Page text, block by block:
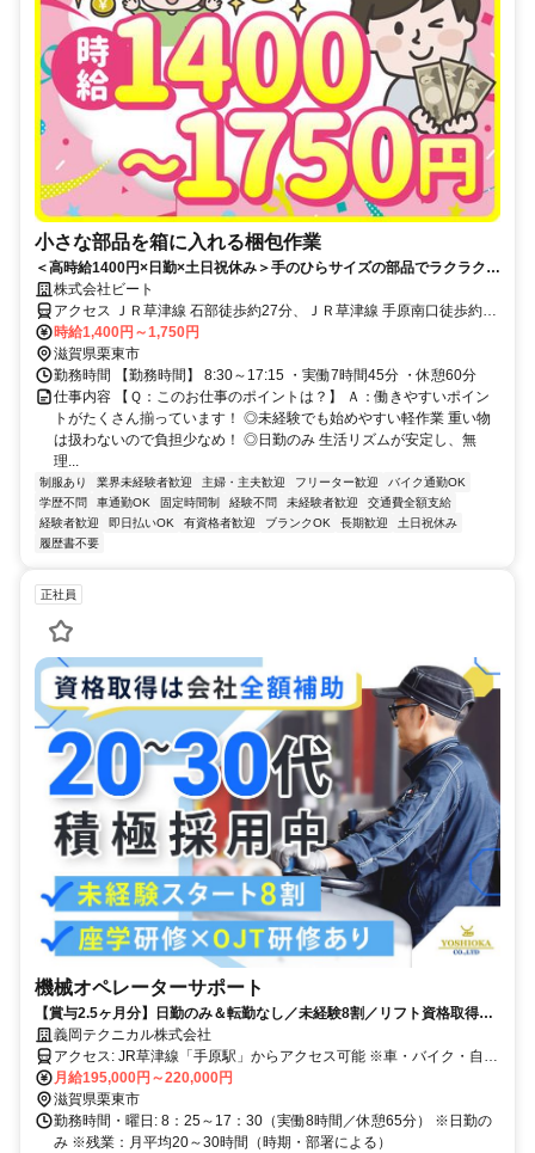
小さな部品を箱に入れる梱包作業
＜高時給1400円×日勤×土日祝休み＞手のひらサイズの部品でラクラク♪
シンプル・モクモク軽作業♪社員食堂あり◎
株式会社ビート
アクセス ＪＲ草津線 石部徒歩約27分、ＪＲ草津線 手原南口徒歩約39
分、ＪＲ東海道本線 守山（滋賀県）東口徒歩約57分 車通勤ok！バイ
ク通勤ok！
時給1,400円～1,750円
滋賀県栗東市
勤務時間 【勤務時間】 8:30～17:15 ・実働7時間45分 ・休憩60分
仕事内容 【Ｑ：このお仕事のポイントは？】 Ａ：働きやすいポイン
トがたくさん揃っています！ ◎未経験でも始めやすい軽作業 重い物
は扱わないので負担少なめ！ ◎日勤のみ 生活リズムが安定し、無
理...
制服あり 業界未経験者歓迎 主婦・主夫歓迎 フリーター歓迎
バイク通勤OK
学歴不問
車通勤OK 固定時間制 経験不問 未経験者歓迎
交通費全額支給
経験者歓迎
即日払いOK 有資格者歓迎 ブランクOK 長期歓迎
土日祝休み
履歴書不要
正社員
機械オペレーターサポート
【賞与2.5ヶ月分】日勤のみ＆転勤なし／未経験8割／リフト資格取得を
全額支援／髪型・髪色自由
義岡テクニカル株式会社
アクセス: JR草津線「手原駅」からアクセス可能 ※車・バイク・自転
車通勤OK（無料駐車場あり） ※交通費規定支給
月給195,000円～220,000円
滋賀県栗東市
勤務時間・曜日: 8：25～17：30（実働8時間／休憩65分） ※日勤の
み ※残業：月平均20～30時間（時期・部署による）